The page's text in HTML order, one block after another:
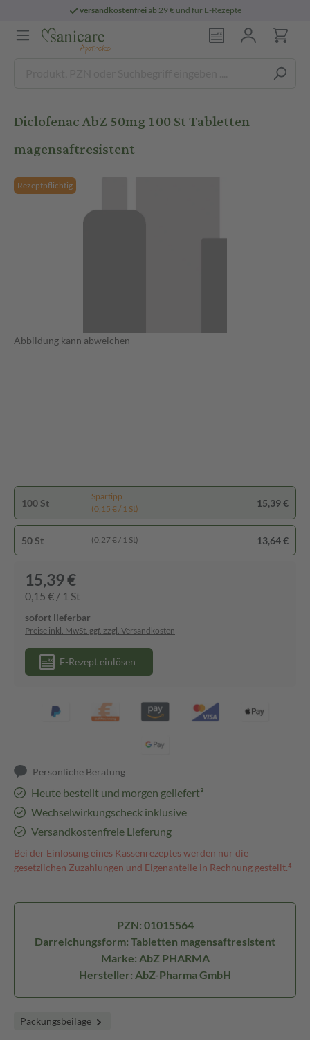
versandkostenfreiab 29 € und für E-Rezepte
Diclofenac AbZ 50mg 100 St Tabletten
magensaftresistent
Rezeptpflichtig
Abbildung kann abweichen
100 St
Spartipp
(0,15 € / 1 St)
15,39 €
50 St (0,27 € / 1 St) 13,64 €
15,39 €
0,15 € / 1 St
sofort lieferbar
Preise inkl. MwSt. ggf. zzgl. Versandkosten
E-Rezept einlösen
Persönliche Beratung
Heute bestellt und morgen geliefert³
Wechselwirkungscheck inklusive
Versandkostenfreie Lieferung
Bei der Einlösung eines Kassenrezeptes werden nur die
gesetzlichen Zuzahlungen und Eigenanteile in Rechnung gestellt.⁴
PZN: 01015564
Darreichungsform: Tabletten magensaftresistent
Marke: AbZ PHARMA
Hersteller: AbZ-Pharma GmbH
Packungsbeilage